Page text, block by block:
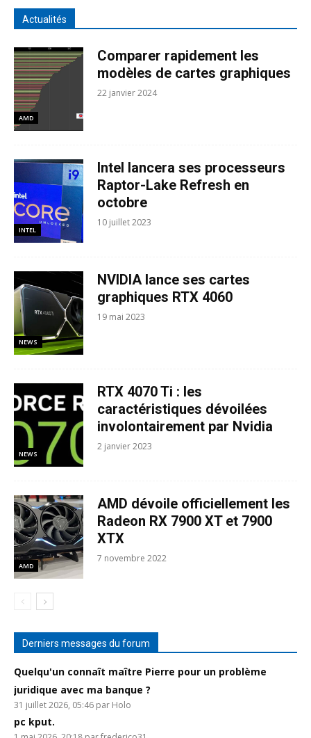
Actualités
AMD
Comparer rapidement les
modèles de cartes graphiques
22 janvier 2024
INTEL
Intel lancera ses processeurs
Raptor-Lake Refresh en
octobre
10 juillet 2023
NEWS
NVIDIA lance ses cartes
graphiques RTX 4060
19 mai 2023
NEWS
RTX 4070 Ti : les
caractéristiques dévoilées
involontairement par Nvidia
2 janvier 2023
AMD
AMD dévoile officiellement les
Radeon RX 7900 XT et 7900
XTX
7 novembre 2022
Derniers messages du forum
Quelqu'un connaît maître Pierre pour un problème
juridique avec ma banque ?
31 juillet 2026, 05:46 par Holo
pc kput.